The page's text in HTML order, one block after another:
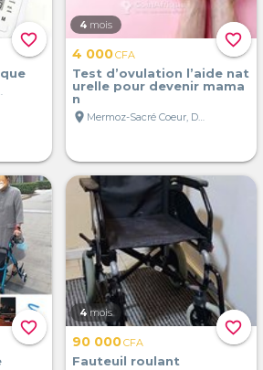
favorite_border favorite_border
4 mois
4 000CFA
Test d’ovulation l’aide nat
urelle pour devenir mama
n
location_on
Mermoz-Sacré Coeur, Dakar, Sénégal
favorite_border favorite_border
4 mois
90 000CFA
Fauteuil roulant